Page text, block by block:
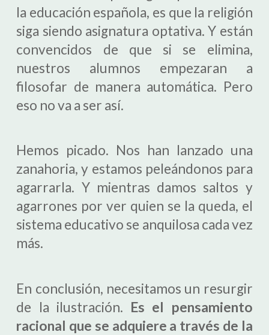
la educación española, es que la religión
siga siendo asignatura optativa. Y están
convencidos de que si se elimina,
nuestros alumnos empezaran a
filosofar de manera automática. Pero
eso no va a ser así.
Hemos picado. Nos han lanzado una
zanahoria, y estamos peleándonos para
agarrarla. Y mientras damos saltos y
agarrones por ver quien se la queda, el
sistema educativo se anquilosa cada vez
más.
En conclusión, necesitamos un resurgir
de la ilustración. Es el pensamiento
racional que se adquiere a través de la